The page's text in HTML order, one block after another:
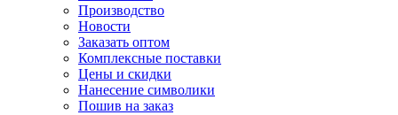
Производство
Новости
Заказать оптом
Комплексные поставки
Цены и скидки
Нанесение символики
Пошив на заказ